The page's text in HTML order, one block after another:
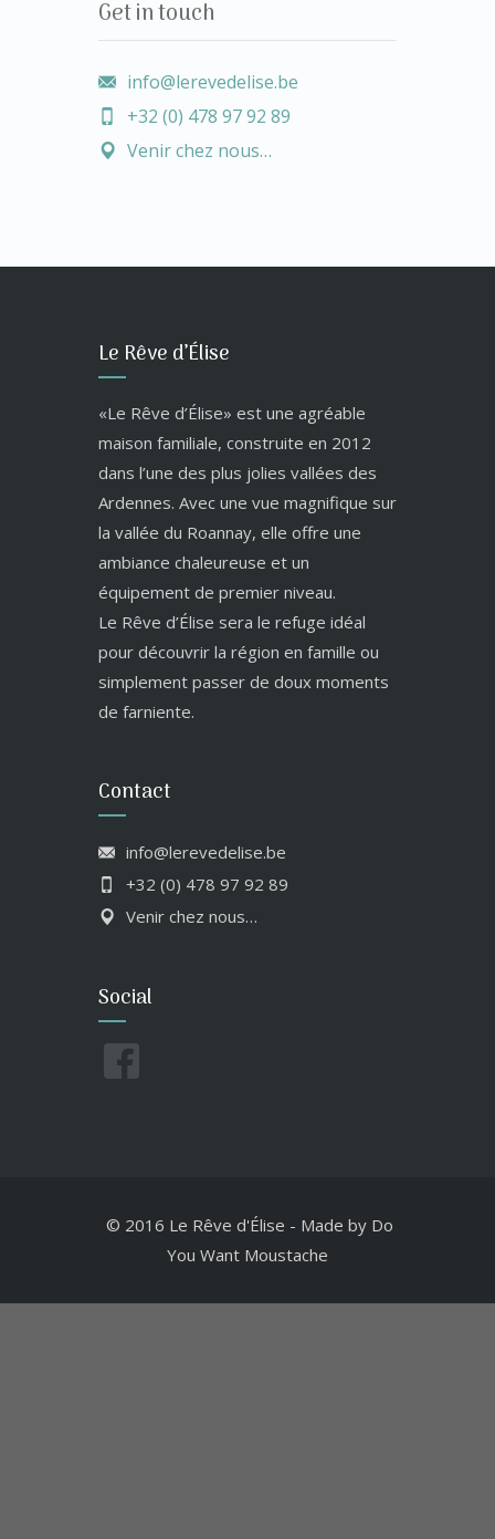
Get in touch
info@lerevedelise.be
+32 (0) 478 97 92 89
Venir chez nous…
Le Rêve d’Élise
«Le Rêve d’Élise» est une agréable
maison familiale, construite en 2012
dans l’une des plus jolies vallées des
Ardennes. Avec une vue magnifique sur
la vallée du Roannay, elle offre une
ambiance chaleureuse et un
équipement de premier niveau.
Le Rêve d’Élise sera le refuge idéal
pour découvrir la région en famille ou
simplement passer de doux moments
de farniente.
Contact
info@lerevedelise.be
+32 (0) 478 97 92 89
Venir chez nous…
Social
© 2016 Le Rêve d'Élise - Made by Do
You Want Moustache